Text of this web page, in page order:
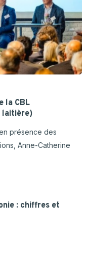
la CBL
laitière)
présence des
Anne-Catherine
: chiffres et